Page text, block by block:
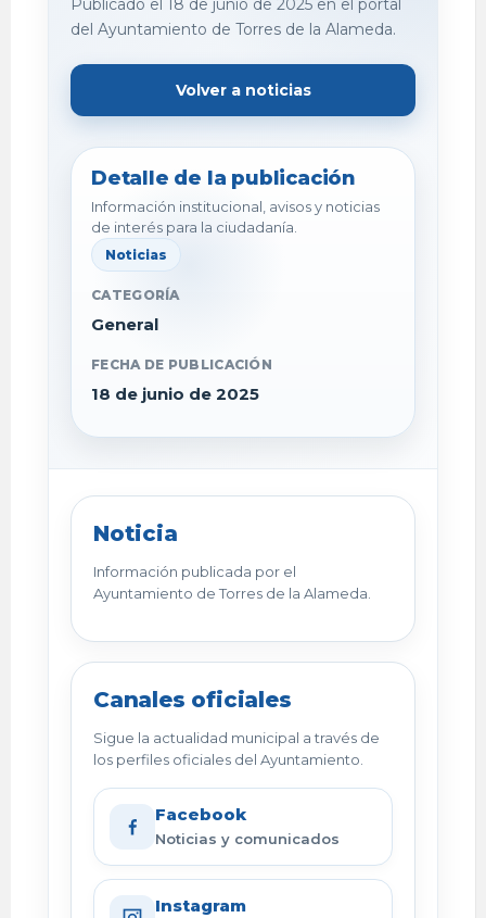
Publicado el 18 de junio de 2025 en el portal
del Ayuntamiento de Torres de la Alameda.
Volver a noticias
Detalle de la publicación
Información institucional, avisos y noticias
de interés para la ciudadanía.
Noticias
CATEGORÍA
General
FECHA DE PUBLICACIÓN
18 de junio de 2025
Noticia
Información publicada por el
Ayuntamiento de Torres de la Alameda.
Canales oficiales
Sigue la actualidad municipal a través de
los perfiles oficiales del Ayuntamiento.
Facebook
Noticias y comunicados
Instagram